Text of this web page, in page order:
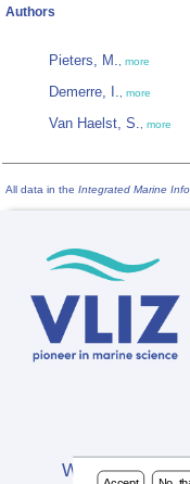
Authors
Pieters, M., more
Demerre, I., more
Van Haelst, S., more
All data in the Integrated Marine
Website